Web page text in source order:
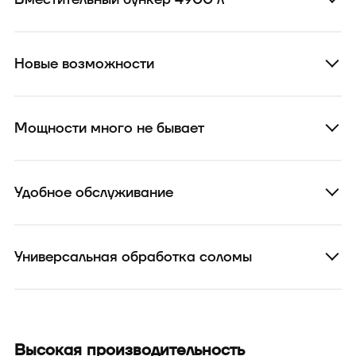
Новые возможности
Мощности много не бывает
Удобное обслуживание
Универсальная обработка соломы
Высокая производительность